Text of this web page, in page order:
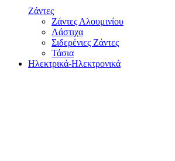
Ζάντες
Ζάντες Αλουμινίου
Λάστιχα
Σιδερένιες Ζάντες
Τάσια
Ηλεκτρικά-Ηλεκτρονικά